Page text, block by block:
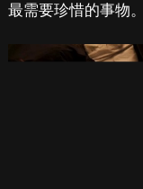
最需要珍惜的事物。